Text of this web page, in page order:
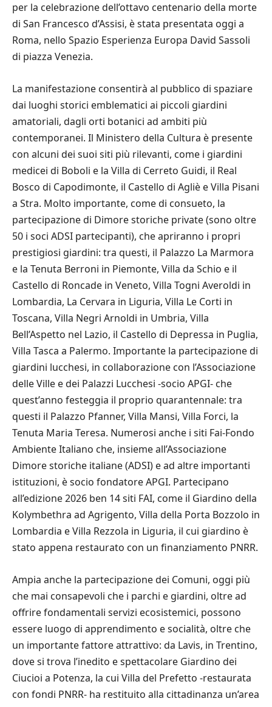
per la celebrazione dell’ottavo centenario della morte
di San Francesco d’Assisi, è stata presentata oggi a
Roma, nello Spazio Esperienza Europa David Sassoli
di piazza Venezia.
La manifestazione consentirà al pubblico di spaziare
dai luoghi storici emblematici ai piccoli giardini
amatoriali, dagli orti botanici ad ambiti più
contemporanei. Il Ministero della Cultura è presente
con alcuni dei suoi siti più rilevanti, come i giardini
medicei di Boboli e la Villa di Cerreto Guidi, il Real
Bosco di Capodimonte, il Castello di Agliè e Villa Pisani
a Stra. Molto importante, come di consueto, la
partecipazione di Dimore storiche private (sono oltre
50 i soci ADSI partecipanti), che apriranno i propri
prestigiosi giardini: tra questi, il Palazzo La Marmora
e la Tenuta Berroni in Piemonte, Villa da Schio e il
Castello di Roncade in Veneto, Villa Togni Averoldi in
Lombardia, La Cervara in Liguria, Villa Le Corti in
Toscana, Villa Negri Arnoldi in Umbria, Villa
Bell’Aspetto nel Lazio, il Castello di Depressa in Puglia,
Villa Tasca a Palermo. Importante la partecipazione di
giardini lucchesi, in collaborazione con l’Associazione
delle Ville e dei Palazzi Lucchesi -socio APGI- che
quest’anno festeggia il proprio quarantennale: tra
questi il Palazzo Pfanner, Villa Mansi, Villa Forci, la
Tenuta Maria Teresa. Numerosi anche i siti Fai-Fondo
Ambiente Italiano che, insieme all’Associazione
Dimore storiche italiane (ADSI) e ad altre importanti
istituzioni, è socio fondatore APGI. Partecipano
all’edizione 2026 ben 14 siti FAI, come il Giardino della
Kolymbethra ad Agrigento, Villa della Porta Bozzolo in
Lombardia e Villa Rezzola in Liguria, il cui giardino è
stato appena restaurato con un finanziamento PNRR.
Ampia anche la partecipazione dei Comuni, oggi più
che mai consapevoli che i parchi e giardini, oltre ad
offrire fondamentali servizi ecosistemici, possono
essere luogo di apprendimento e socialità, oltre che
un importante fattore attrattivo: da Lavis, in Trentino,
dove si trova l’inedito e spettacolare Giardino dei
Ciucioi a Potenza, la cui Villa del Prefetto -restaurata
con fondi PNRR- ha restituito alla cittadinanza un’area